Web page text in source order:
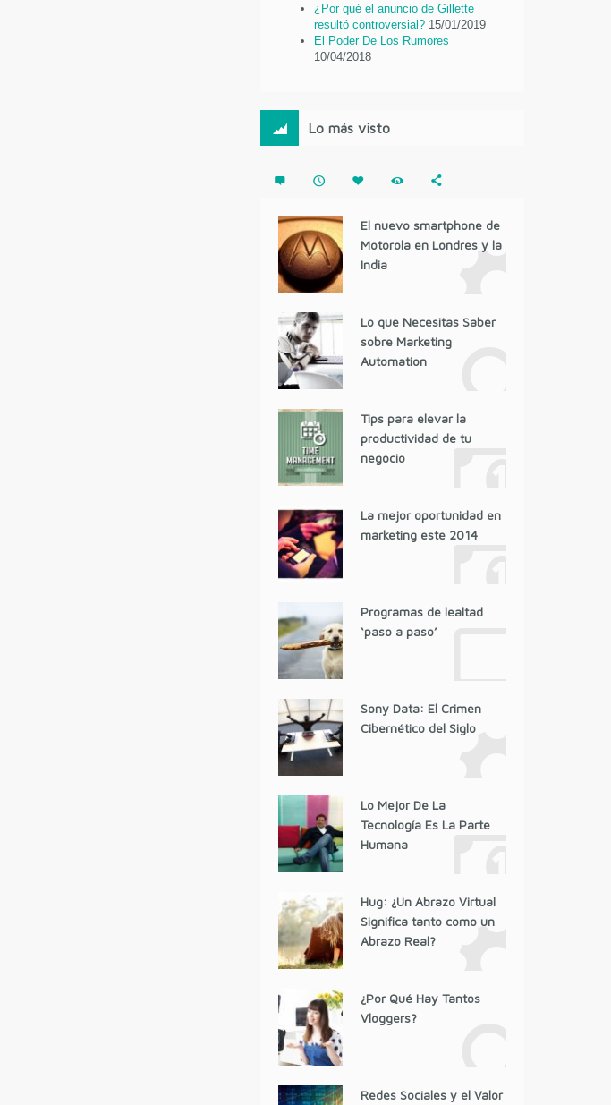
¿Por qué el anuncio de Gillette
resultó controversial? 15/01/2019
El Poder De Los Rumores
10/04/2018
Lo más visto
El nuevo smartphone de
Motorola en Londres y la
India
Lo que Necesitas Saber
sobre Marketing
Automation
Tips para elevar la
productividad de tu
negocio
La mejor oportunidad en
marketing este 2014
Programas de lealtad
‘paso a paso’
Sony Data: El Crimen
Cibernético del Siglo
Lo Mejor De La
Tecnología Es La Parte
Humana
Hug: ¿Un Abrazo Virtual
Significa tanto como un
Abrazo Real?
¿Por Qué Hay Tantos
Vloggers?
Redes Sociales y el Valor